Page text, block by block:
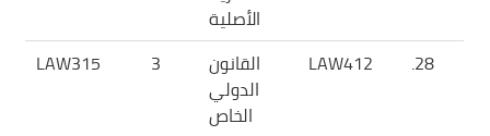
الأصلية
28.
LAW412
القانون
الدولي
الخاص
3
LAW315